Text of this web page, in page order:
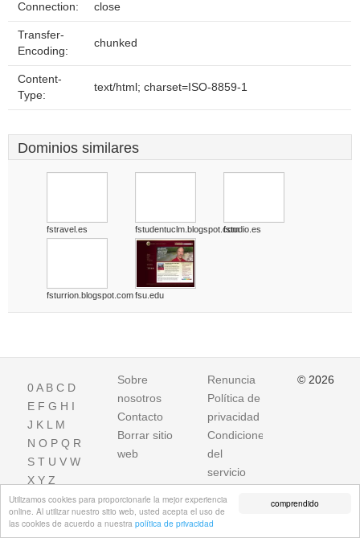
comprendido
Utilizamos cookies para proporcionarle la mejor experiencia
online. Al utilizar nuestro sitio web, usted acepta el uso de
las cookies de acuerdo a nuestra política de privacidad
Connection: close
Transfer-
Encoding:
chunked
Content-
Type:
text/html; charset=ISO-8859-1
Dominios similares
fstravel.es fstudentuclm.blogspot.comfstudio.es
fsturrion.blogspot.comfsu.edu
0A B C D
E F G H I
J K L M
N O P Q R
S T U V W
X Y Z
Sobre
nosotros
Contacto
Borrar sitio
web
Renuncia
Política de
privacidad
Condiciones
del
servicio
© 2026